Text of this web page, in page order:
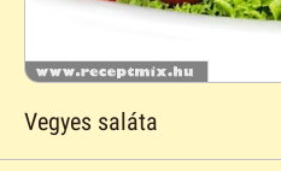
Vegyes saláta